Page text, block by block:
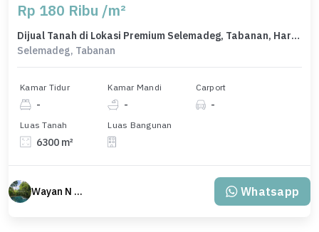
Rp 180 Ribu /m²
Dijual Tanah di Lokasi Premium Selemadeg, Tabanan, Harga 1,13 Miliar
Selemadeg, Tabanan
Kamar Tidur
-
Kamar Mandi
-
Carport
-
Luas Tanah
6300 m²
Luas Bangunan
Wayan N Bali Whatsapp